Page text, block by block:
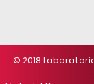
© 2018